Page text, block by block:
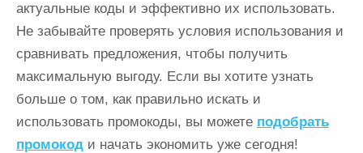
актуальные коды и эффективно их использовать.
Не забывайте проверять условия использования и
сравнивать предложения, чтобы получить
максимальную выгоду. Если вы хотите узнать
больше о том, как правильно искать и
использовать промокоды, вы можете подобрать
промокод и начать экономить уже сегодня!